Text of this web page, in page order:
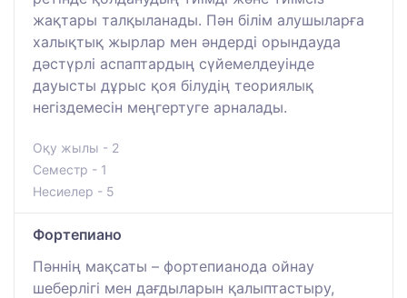
жақтары талқыланады. Пән білім алушыларға
халықтық жырлар мен әндерді орындауда
дәстүрлі аспаптардың сүйемелдеуінде
дауысты дұрыс қоя білудің теориялық
негіздемесін меңгертуге арналады.
Оқу жылы - 2
Семестр - 1
Несиелер - 5
Фортепиано
Пәннің мақсаты – фортепианода ойнау
шеберлігі мен дағдыларын қалыптастыру,